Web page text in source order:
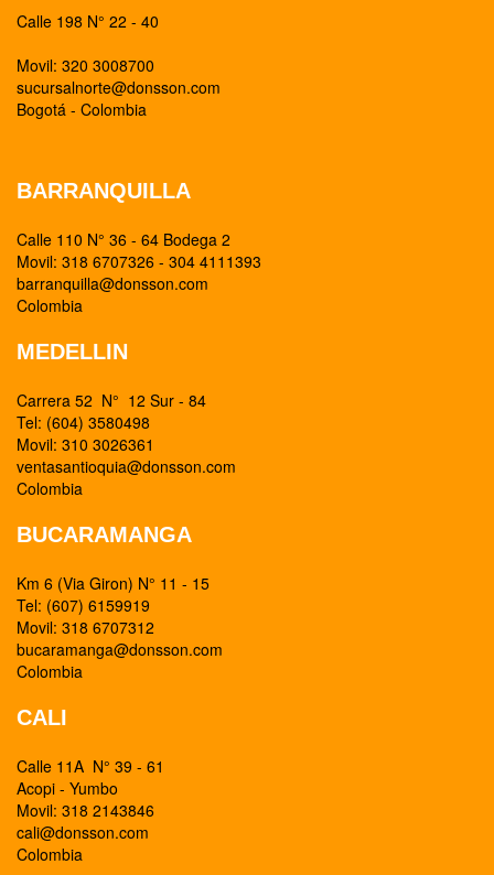
Calle 198 N° 22 - 40
Movil: 320 3008700
sucursalnorte@donsson.com
Bogotá - Colombia
BARRANQUILLA
Calle 110 N° 36 - 64 Bodega 2
Movil: 318 6707326 - 304 4111393
barranquilla@donsson.com
Colombia
MEDELLIN
Carrera 52 N° 12 Sur - 84
Tel: (604) 3580498
Movil: 310 3026361
ventasantioquia@donsson.com
Colombia
BUCARAMANGA
Km 6 (Via Giron) N° 11 - 15
Tel: (607) 6159919
Movil: 318 6707312
bucaramanga@donsson.com
Colombia
CALI
Calle 11A N° 39 - 61
Acopi - Yumbo
Movil: 318 2143846
cali@donsson.com
Colombia